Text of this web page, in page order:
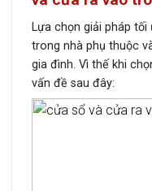
Lựa chọn giải pháp
trong nhà phụ thuộc
gia đình. Vì thế khi
vấn đề sau đây: